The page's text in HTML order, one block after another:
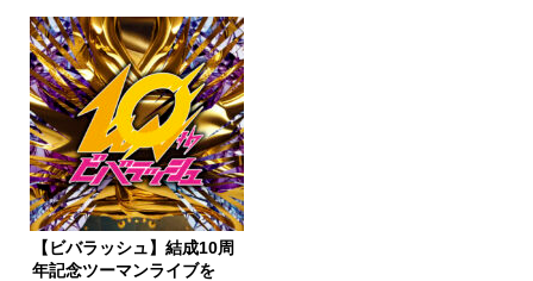
【ビバラッシュ】結成10周
年記念ツーマンライブを